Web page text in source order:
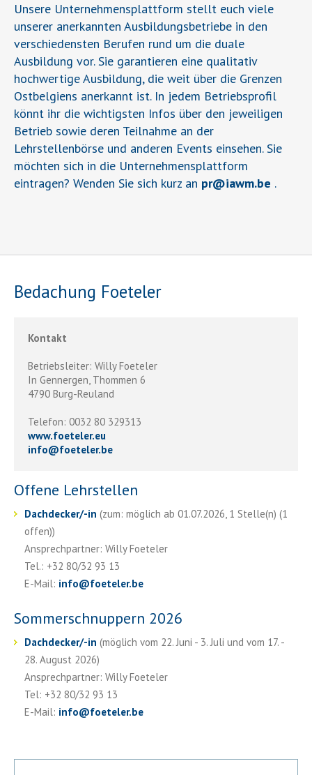
Unsere Unternehmensplattform stellt euch viele
unserer anerkannten Ausbildungsbetriebe in den
verschiedensten Berufen rund um die duale
Ausbildung vor. Sie garantieren eine qualitativ
hochwertige Ausbildung, die weit über die Grenzen
Ostbelgiens anerkannt ist. In jedem Betriebsprofil
könnt ihr die wichtigsten Infos über den jeweiligen
Betrieb sowie deren Teilnahme an der
Lehrstellenbörse und anderen Events einsehen. Sie
möchten sich in die Unternehmensplattform
eintragen? Wenden Sie sich kurz an pr@iawm.be .
Bedachung Foeteler
Kontakt
Betriebsleiter: Willy Foeteler
In Gennergen, Thommen 6
4790 Burg-Reuland
Telefon: 0032 80 329313
www.foeteler.eu
info@foeteler.be
Offene Lehrstellen
Dachdecker/-in (zum: möglich ab 01.07.2026, 1 Stelle(n) (1
offen))
Ansprechpartner: Willy Foeteler
Tel.: +32 80/32 93 13
E-Mail: info@foeteler.be
Sommerschnuppern 2026
Dachdecker/-in (möglich vom 22. Juni - 3. Juli und vom 17. -
28. August 2026)
Ansprechpartner: Willy Foeteler
Tel: +32 80/32 93 13
E-Mail: info@foeteler.be